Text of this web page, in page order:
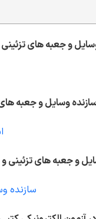
و جعبه های تزئینی
وسایل و جعبه
و جعبه های تزئینی و
سازنده